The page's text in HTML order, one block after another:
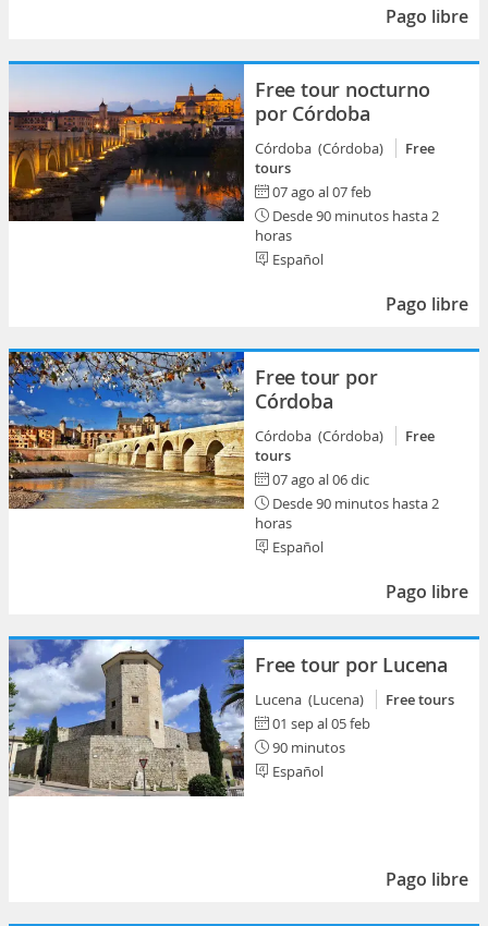
Pago libre
Free tour nocturno
por Córdoba
Córdoba (Córdoba)
Free
tours
07 ago al 07 feb
Desde 90 minutos hasta 2
horas
Español
Pago libre
Free tour por
Córdoba
Córdoba (Córdoba)
Free
tours
07 ago al 06 dic
Desde 90 minutos hasta 2
horas
Español
Pago libre
Free tour por Lucena
Lucena (Lucena)
Free tours
01 sep al 05 feb
90 minutos
Español
Pago libre